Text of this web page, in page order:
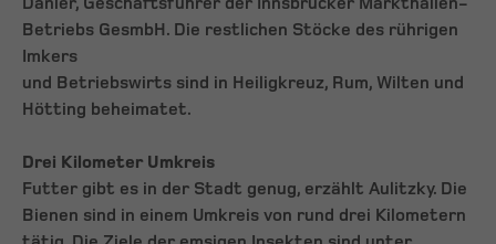
Betriebs GesmbH. Die restlichen Stöcke des rührigen
Imkers
und Betriebswirts sind in Heiligkreuz, Rum, Wilten und
Hötting beheimatet.
Drei Kilometer Umkreis
Futter gibt es in der Stadt genug, erzählt Aulitzky. Die
Bienen sind in einem Umkreis von rund drei Kilometern